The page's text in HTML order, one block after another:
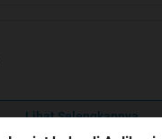
Lihat Selengkapnya